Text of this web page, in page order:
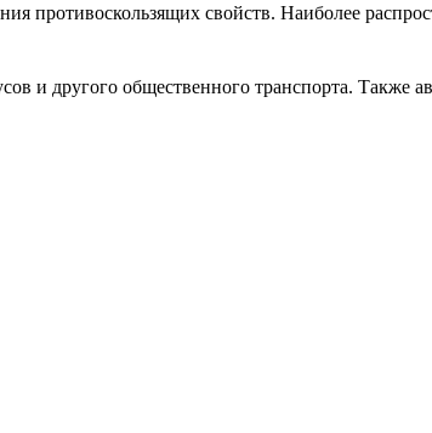
противоскользящих свойств. Наиболее
и другого общественного транспорта. Также